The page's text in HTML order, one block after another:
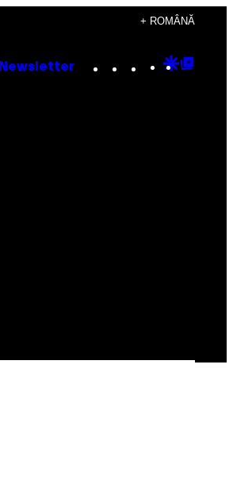
+ ROMÂNĂ
Newsletter Instagram
TikTok
YouTube
Google